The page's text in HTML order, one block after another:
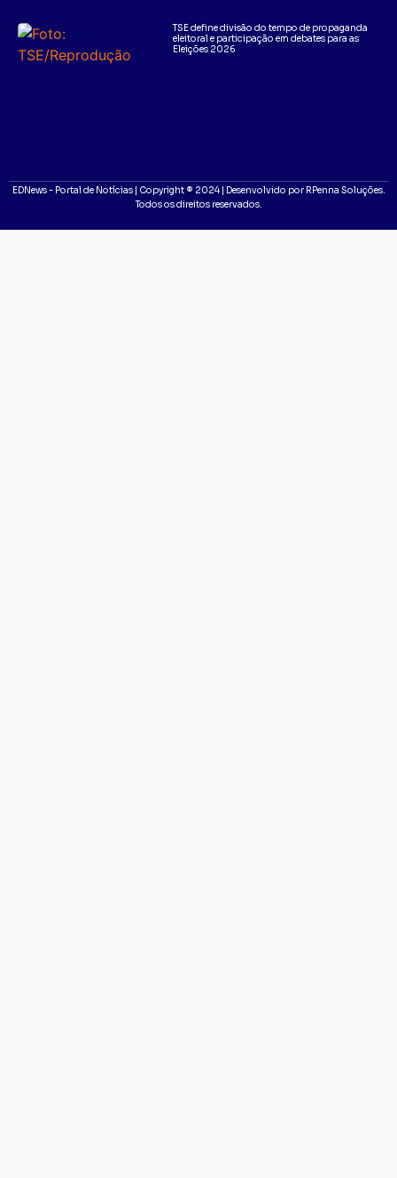
TSE define divisão do tempo de propaganda
eleitoral e participação em debates para as
Eleições 2026
EDNews - Portal de Notícias | Copyright ® 2024 | Desenvolvido por RPenna Soluções.
Todos os direitos reservados.